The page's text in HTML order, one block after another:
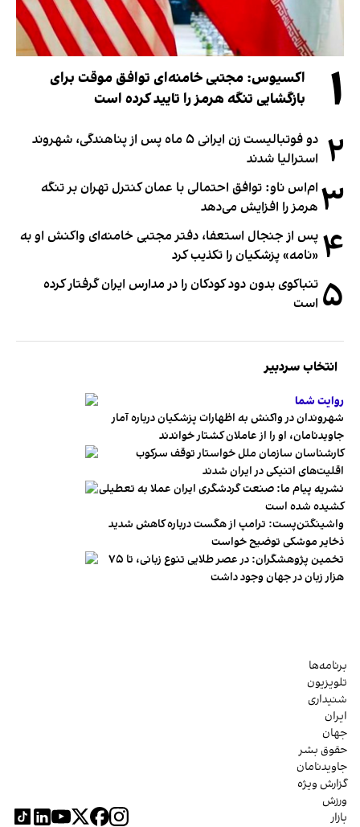
۱
اکسیوس: مجتبی خامنه‌ای توافق موقت برای
بازگشایی تنگه هرمز را تایید کرده است
۲
دو فوتبالیست زن ایرانی ۵ ماه پس از پناهندگی، شهروند
استرالیا شدند
۳ ام‌اس ناو: توافق احتمالی با عمان کنترل تهران بر تنگه
هرمز را افزایش می‌دهد
۴ پس از جنجال استعفا، دفتر مجتبی خامنه‌ای واکنش او به
«نامه» پزشکیان را تکذیب کرد
۵ تنباکوی بدون دود کودکان را در مدارس ایران گرفتار کرده
است
انتخاب سردبیر
روایت شما
شهروندان در واکنش به اظهارات پزشکیان درباره آمار
جاویدنامان، او را از عاملان کشتار خواندند
کارشناسان سازمان ملل خواستار توقف سرکوب
اقلیت‌های اتنیکی در ایران شدند
نشریه پیام ما: صنعت گردشگری ایران عملا به تعطیلی
کشیده شده است
واشینگتن‌پست: ترامپ از هگست درباره کاهش شدید
ذخایر موشکی توضیح خواست
تخمین پژوهشگران: در عصر طلایی تنوع زبانی، تا ۷۵
هزار زبان در جهان وجود داشت
برنامه‌ها
تلویزیون
شنیداری
ایران
جهان
حقوق بشر
جاویدنامان
گزارش ویژه
ورزش
بازار